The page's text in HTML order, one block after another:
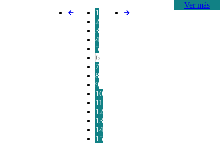
Ver más
1
2
3
4
5
6
7
8
9
10
11
12
13
14
15